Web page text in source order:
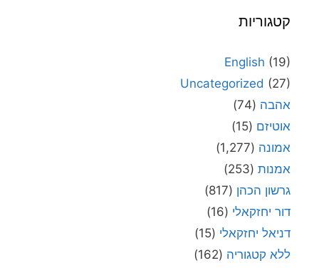
קטגוריות
English (19)
Uncategorized (27)
אהבה (74)
אוטיזם (15)
אמונה (1,277)
אמנות (253)
גרשון הכהן (817)
דור יחזקאלי (16)
דניאל יחזקאלי (15)
ללא קטגוריה (162)